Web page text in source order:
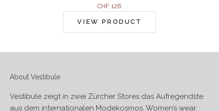
Angebot
CHF 128
VIEW PRODUCT
About Vestibule
Vestibule zeigt in zwei Zürcher Stores das Aufregendste
aus dem internationalen Modekosmos. Women’s wear,